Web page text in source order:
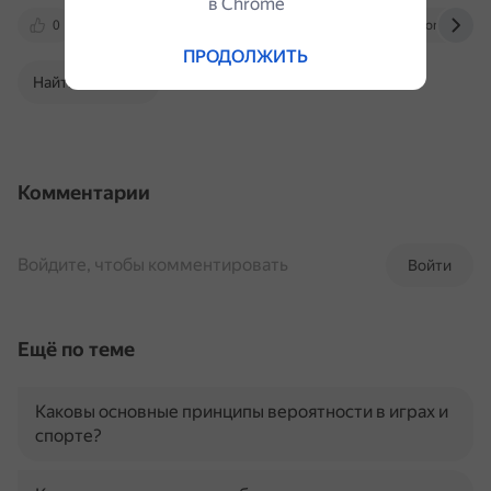
0 remontka.pro
Найти в Поиске
Комментарии
Войти
Войдите, чтобы комментировать
Ещё по теме
Каковы основные принципы вероятности в играх и
спорте?
ПРОДОЛЖИТЬ